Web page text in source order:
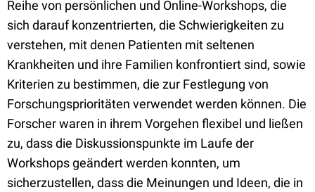
Reihe von persönlichen und Online-Workshops, die
sich darauf konzentrierten, die Schwierigkeiten zu
verstehen, mit denen Patienten mit seltenen
Krankheiten und ihre Familien konfrontiert sind, sowie
Kriterien zu bestimmen, die zur Festlegung von
Forschungsprioritäten verwendet werden können. Die
Forscher waren in ihrem Vorgehen flexibel und ließen
zu, dass die Diskussionspunkte im Laufe der
Workshops geändert werden konnten, um
sicherzustellen, dass die Meinungen und Ideen, die in